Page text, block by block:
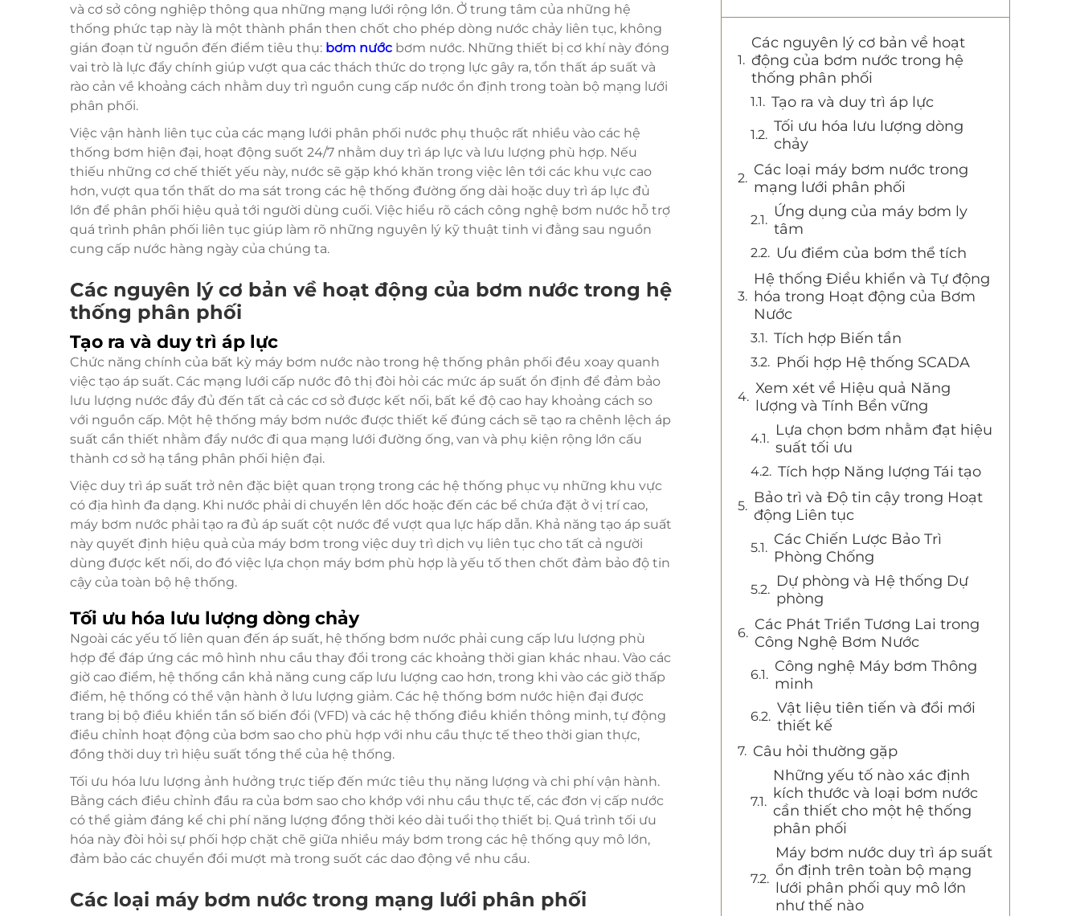
và cơ sở công nghiệp thông qua những mạng lưới rộng lớn. Ở trung tâm của những hệ
thống phức tạp này là một thành phần then chốt cho phép dòng nước chảy liên tục, không
gián đoạn từ nguồn đến điểm tiêu thụ: bơm nước bơm nước. Những thiết bị cơ khí này đóng
vai trò là lực đẩy chính giúp vượt qua các thách thức do trọng lực gây ra, tổn thất áp suất và
rào cản về khoảng cách nhằm duy trì nguồn cung cấp nước ổn định trong toàn bộ mạng lưới
phân phối.
Việc vận hành liên tục của các mạng lưới phân phối nước phụ thuộc rất nhiều vào các hệ
thống bơm hiện đại, hoạt động suốt 24/7 nhằm duy trì áp lực và lưu lượng phù hợp. Nếu
thiếu những cơ chế thiết yếu này, nước sẽ gặp khó khăn trong việc lên tới các khu vực cao
hơn, vượt qua tổn thất do ma sát trong các hệ thống đường ống dài hoặc duy trì áp lực đủ
lớn để phân phối hiệu quả tới người dùng cuối. Việc hiểu rõ cách công nghệ bơm nước hỗ trợ
quá trình phân phối liên tục giúp làm rõ những nguyên lý kỹ thuật tinh vi đằng sau nguồn
cung cấp nước hàng ngày của chúng ta.
Các nguyên lý cơ bản về hoạt động của bơm nước trong hệ
thống phân phối
Tạo ra và duy trì áp lực
Chức năng chính của bất kỳ máy bơm nước nào trong hệ thống phân phối đều xoay quanh
việc tạo áp suất. Các mạng lưới cấp nước đô thị đòi hỏi các mức áp suất ổn định để đảm bảo
lưu lượng nước đầy đủ đến tất cả các cơ sở được kết nối, bất kể độ cao hay khoảng cách so
với nguồn cấp. Một hệ thống máy bơm nước được thiết kế đúng cách sẽ tạo ra chênh lệch áp
suất cần thiết nhằm đẩy nước đi qua mạng lưới đường ống, van và phụ kiện rộng lớn cấu
thành cơ sở hạ tầng phân phối hiện đại.
Việc duy trì áp suất trở nên đặc biệt quan trọng trong các hệ thống phục vụ những khu vực
có địa hình đa dạng. Khi nước phải di chuyển lên dốc hoặc đến các bể chứa đặt ở vị trí cao,
máy bơm nước phải tạo ra đủ áp suất cột nước để vượt qua lực hấp dẫn. Khả năng tạo áp suất
này quyết định hiệu quả của máy bơm trong việc duy trì dịch vụ liên tục cho tất cả người
dùng được kết nối, do đó việc lựa chọn máy bơm phù hợp là yếu tố then chốt đảm bảo độ tin
cậy của toàn bộ hệ thống.
Tối ưu hóa lưu lượng dòng chảy
Ngoài các yếu tố liên quan đến áp suất, hệ thống bơm nước phải cung cấp lưu lượng phù
hợp để đáp ứng các mô hình nhu cầu thay đổi trong các khoảng thời gian khác nhau. Vào các
giờ cao điểm, hệ thống cần khả năng cung cấp lưu lượng cao hơn, trong khi vào các giờ thấp
điểm, hệ thống có thể vận hành ở lưu lượng giảm. Các hệ thống bơm nước hiện đại được
trang bị bộ điều khiển tần số biến đổi (VFD) và các hệ thống điều khiển thông minh, tự động
điều chỉnh hoạt động của bơm sao cho phù hợp với nhu cầu thực tế theo thời gian thực,
đồng thời duy trì hiệu suất tổng thể của hệ thống.
Tối ưu hóa lưu lượng ảnh hưởng trực tiếp đến mức tiêu thụ năng lượng và chi phí vận hành.
Bằng cách điều chỉnh đầu ra của bơm sao cho khớp với nhu cầu thực tế, các đơn vị cấp nước
có thể giảm đáng kể chi phí năng lượng đồng thời kéo dài tuổi thọ thiết bị. Quá trình tối ưu
hóa này đòi hỏi sự phối hợp chặt chẽ giữa nhiều máy bơm trong các hệ thống quy mô lớn,
đảm bảo các chuyển đổi mượt mà trong suốt các dao động về nhu cầu.
Các loại máy bơm nước trong mạng lưới phân phối
Các nguyên lý cơ bản về hoạt
động của bơm nước trong hệ
thống phân phối
Tạo ra và duy trì áp lực
Tối ưu hóa lưu lượng dòng
chảy
Các loại máy bơm nước trong
mạng lưới phân phối
Ứng dụng của máy bơm ly
tâm
Ưu điểm của bơm thể tích
Hệ thống Điều khiển và Tự động
hóa trong Hoạt động của Bơm
Nước
Tích hợp Biến tần
Phối hợp Hệ thống SCADA
Xem xét về Hiệu quả Năng
lượng và Tính Bền vững
Lựa chọn bơm nhằm đạt hiệu
suất tối ưu
Tích hợp Năng lượng Tái tạo
Bảo trì và Độ tin cậy trong Hoạt
động Liên tục
Các Chiến Lược Bảo Trì
Phòng Chống
Dự phòng và Hệ thống Dự
phòng
Các Phát Triển Tương Lai trong
Công Nghệ Bơm Nước
Công nghệ Máy bơm Thông
minh
Vật liệu tiên tiến và đổi mới
thiết kế
Câu hỏi thường gặp
Những yếu tố nào xác định
kích thước và loại bơm nước
cần thiết cho một hệ thống
phân phối
Máy bơm nước duy trì áp suất
ổn định trên toàn bộ mạng
lưới phân phối quy mô lớn
như thế nào